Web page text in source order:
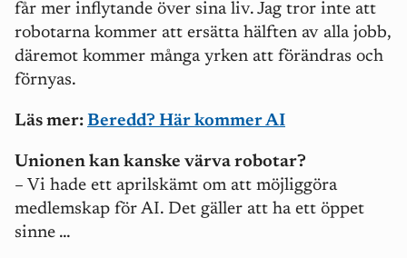
får mer inflytande över sina liv. Jag tror inte att
robotarna kommer att ersätta hälften av alla jobb,
däremot kommer många yrken att förändras och
förnyas.
Läs mer: Beredd? Här kommer AI
Unionen kan kanske värva robotar?
– Vi hade ett aprilskämt om att möjliggöra
medlemskap för AI. Det gäller att ha ett öppet
sinne …